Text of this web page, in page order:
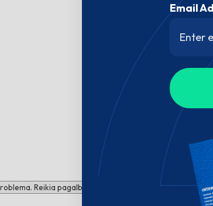
Reikia pagalbos? Susisiekite su mumis pokalbių
Email